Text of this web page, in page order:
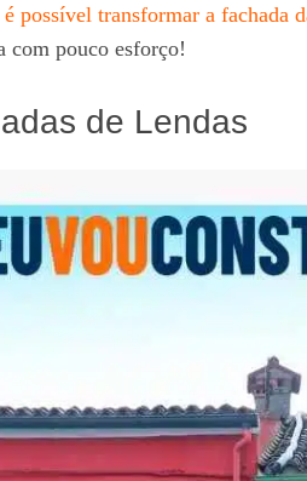
é possível transformar a fachada
com pouco esforço!
de Lendas